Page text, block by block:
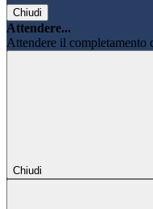
Chiudi
Attendere...
Attendere il completamento
Chiudi